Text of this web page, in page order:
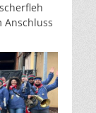
Anschluss